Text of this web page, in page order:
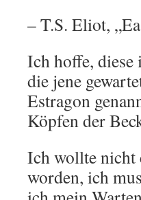
– T.S. Eliot,
Ich hoffe,
die jene
Estragon
Köpfen der
Ich wollte nicht
worden, ich